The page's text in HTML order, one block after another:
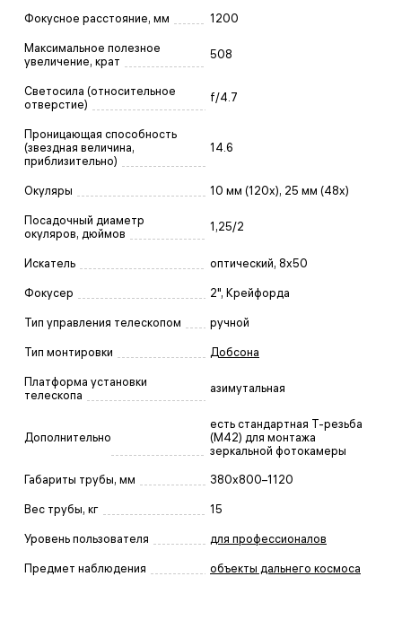
Фокусное расстояние, мм 1200
Максимальное полезное
увеличение, крат
508
Светосила (относительное
отверстие)
f/4.7
Проницающая способность
(звездная величина,
приблизительно)
14.6
Окуляры 10 мм (120x), 25 мм (48x)
Посадочный диаметр
окуляров, дюймов
1,25/2
Искатель оптический, 8x50
Фокусер 2", Крейфорда
Тип управления телескопом ручной
Тип монтировки Добсона
Платформа установки
телескопа
азимутальная
Дополнительно
есть стандартная Т-резьба
(М42) для монтажа
зеркальной фотокамеры
Габариты трубы, мм 380x800–1120
Вес трубы, кг 15
Уровень пользователя для профессионалов
Предмет наблюдения объекты дальнего космоса